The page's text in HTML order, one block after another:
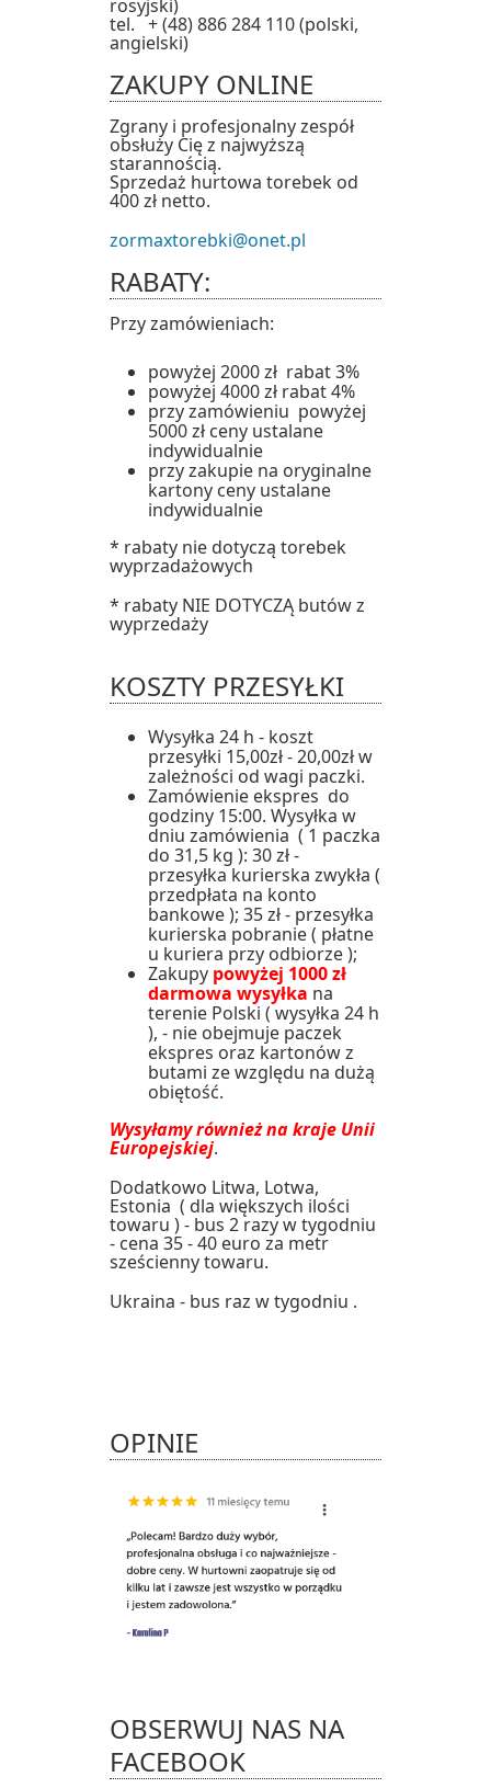
rosyjski)
tel. + (48) 886 284 110 (polski,
angielski)
ZAKUPY ONLINE
Zgrany i profesjonalny zespół
obsłuży Cię z najwyższą
starannością.
Sprzedaż hurtowa torebek od
400 zł netto.
zormaxtorebki@onet.pl
RABATY:
Przy zamówieniach:
powyżej 2000 zł rabat 3%
powyżej 4000 zł rabat 4%
przy zamówieniu powyżej
5000 zł ceny ustalane
indywidualnie
przy zakupie na oryginalne
kartony ceny ustalane
indywidualnie
* rabaty nie dotyczą torebek
wyprzadażowych
* rabaty NIE DOTYCZĄ butów z
wyprzedaży
KOSZTY PRZESYŁKI
Wysyłka 24 h - koszt
przesyłki 15,00zł - 20,00zł w
zależności od wagi paczki.
Zamówienie ekspres do
godziny 15:00. Wysyłka w
dniu zamówienia ( 1 paczka
do 31,5 kg ): 30 zł -
przesyłka kurierska zwykła (
przedpłata na konto
bankowe ); 35 zł - przesyłka
kurierska pobranie ( płatne
u kuriera przy odbiorze );
Zakupy powyżej 1000 zł
darmowa wysyłka na
terenie Polski ( wysyłka 24 h
), - nie obejmuje paczek
ekspres oraz kartonów z
butami ze względu na dużą
obiętość.
Wysyłamy również na kraje Unii
Europejskiej.
Dodatkowo Litwa, Lotwa,
Estonia ( dla większych ilości
towaru ) - bus 2 razy w tygodniu
- cena 35 - 40 euro za metr
sześcienny towaru.
Ukraina - bus raz w tygodniu .
OPINIE
OBSERWUJ NAS NA
FACEBOOK